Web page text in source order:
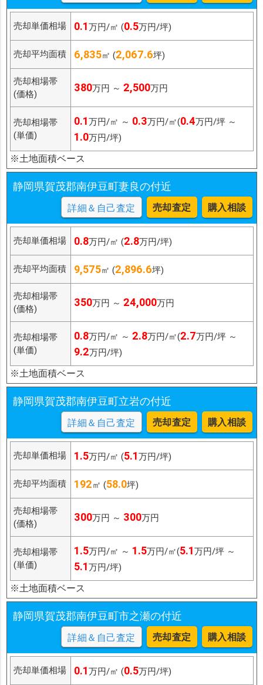
売却単価相場 0.1万円/㎡ (0.5万円/坪)
売却平均面積 6,835㎡ (2,067.6坪)
売却相場帯
(価格)
380万円 ～ 2,500万円
売却相場帯
(単価)
0.1万円/㎡ ～ 0.3万円/㎡(0.4万円/坪 ～
1.0万円/坪)
※土地面積ベース
静岡県賀茂郡南伊豆町妻良の付近
詳細＆自己査定 売却査定 購入相談
売却単価相場 0.8万円/㎡ (2.8万円/坪)
売却平均面積 9,575㎡ (2,896.6坪)
売却相場帯
(価格)
350万円 ～ 24,000万円
売却相場帯
(単価)
0.8万円/㎡ ～ 2.8万円/㎡(2.7万円/坪 ～
9.2万円/坪)
※土地面積ベース
静岡県賀茂郡南伊豆町立岩の付近
詳細＆自己査定 売却査定 購入相談
売却単価相場 1.5万円/㎡ (5.1万円/坪)
売却平均面積 192㎡ (58.0坪)
売却相場帯
(価格)
300万円 ～ 300万円
売却相場帯
(単価)
1.5万円/㎡ ～ 1.5万円/㎡(5.1万円/坪 ～
5.1万円/坪)
※土地面積ベース
静岡県賀茂郡南伊豆町市之瀬の付近
詳細＆自己査定 売却査定 購入相談
売却単価相場 0.1万円/㎡ (0.5万円/坪)